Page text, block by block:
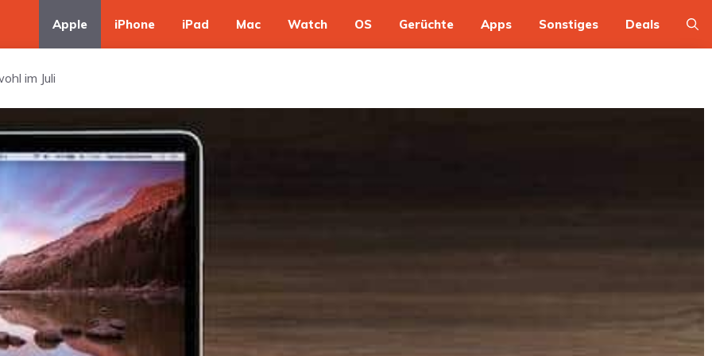
Apple iPhone iPad Mac Watch OS Gerüchte Apps Sonstiges Deals
im Juli